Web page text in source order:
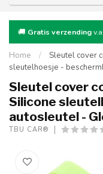
🚚 Gratis verzending
Home /
Sleutel cover
sleutelhoesje -
Sleutel cover
Silicone
autosleutel -
TBU CAR®